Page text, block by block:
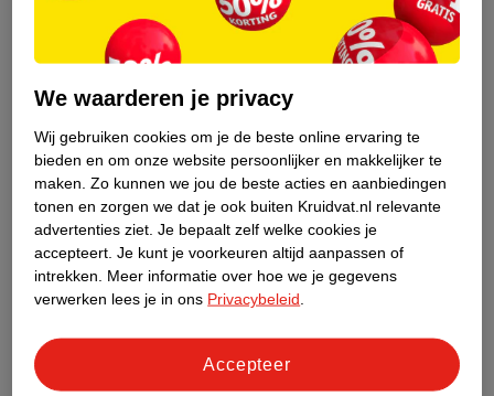
Magnetische tegels
Een kind van 3 jaar kan zich wat langer concentreren. Kies
daarom voor iets uitdagender vliegtuigspeelgoed. Denk aan:
Kleurboek met kleurpotloden of stiften
Zoekboek
Kleine schuifpuzzel
Mini LEGO DUPLO bouwset
Krasboek
Kleine autootjes of speelpoppetjes
Speelgoed voor in het vliegtuig voor oudere
kinderen
We waarderen je privacy
Wij gebruiken cookies om je de beste online ervaring te
bieden en om onze website persoonlijker en makkelijker te
maken. Zo kunnen we jou de beste acties en aanbiedingen
tonen en zorgen we dat je ook buiten Kruidvat.nl relevante
advertenties ziet. Je bepaalt zelf welke cookies je
accepteert. Je kunt je voorkeuren altijd aanpassen of
intrekken.
Meer informatie over hoe we je gegevens
verwerken lees je in ons Privacybeleid
Accepteer